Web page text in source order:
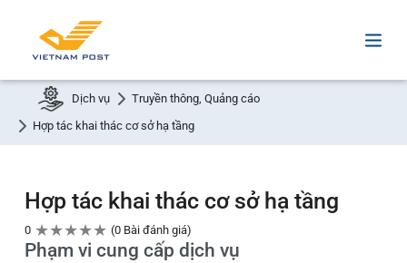
Dịch vụ
Truyền thông, Quảng cáo
Hợp tác khai thác cơ sở hạ tầng
Hợp tác khai thác cơ sở hạ tầng
0 ★★★★★ 0 Bài đánh giá
Phạm vi cung cấp dịch vụ